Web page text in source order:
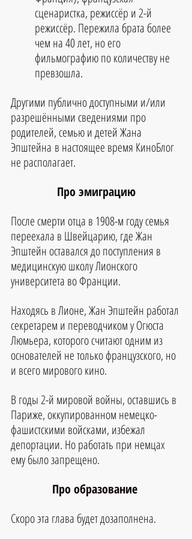
сценаристка, режиссёр и 2-й
режиссёр. Пережила брата более
чем на 40 лет, но его
фильмографию по количеству не
превзошла.
Другими публично доступными и/или
разрешёнными сведениями про
родителей, семью и детей Жана
Эпштейна в настоящее время КиноБлог
не располагает.
Про эмиграцию
После смерти отца в 1908-м году семья
переехала в Швейцарию, где Жан
Эпштейн оставался до поступления в
медицинскую школу Лионского
университета во Франции.
Находясь в Лионе, Жан Эпштейн работал
секретарем и переводчиком у Огюста
Люмьера, которого считают одним из
основателей не только французского, но
и всего мирового кино.
В годы 2-й мировой войны, оставшись в
Париже, оккупированном немецко-
фашистскими войсками, избежал
депортации. Но работать при немцах
ему было запрещено.
Про образование
Скоро эта глава будет дозаполнена.